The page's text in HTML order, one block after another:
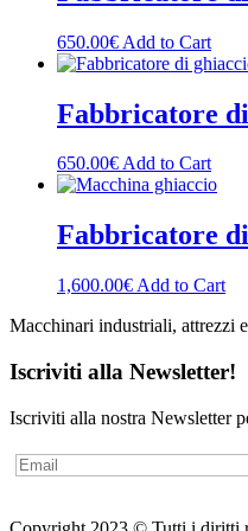
650.00€ Add to Cart
Fabbricatore
650.00€Add to Cart
Fabbricatore
1,600.00€ Add to Cart
Macchinari industriali, attrezzi
Iscriviti alla Newsletter!
Iscriviti alla nostra Newsletter